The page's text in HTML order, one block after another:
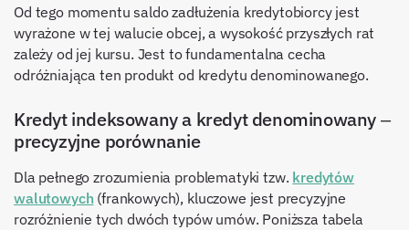
Od tego momentu saldo zadłużenia kredytobiorcy jest
wyrażone w tej walucie obcej, a wysokość przyszłych rat
zależy od jej kursu. Jest to fundamentalna cecha
odróżniająca ten produkt od kredytu denominowanego.
Kredyt indeksowany a kredyt denominowany –
precyzyjne porównanie
Dla pełnego zrozumienia problematyki tzw. kredytów
walutowych (frankowych), kluczowe jest precyzyjne
rozróżnienie tych dwóch typów umów. Poniższa tabela